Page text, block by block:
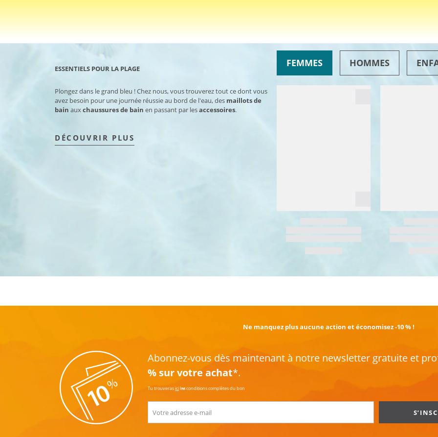
ESSENTIELS POUR LA PLAGE
Plongez dans le grand bleu ! Chez nous, vous trouverez tout ce dont vous
avez besoin pour une journée réussie au bord de l'eau, des maillots de
bain auxchaussures de bain en passant par lesaccessoires.
DÉCOUVRIR PLUS
FEMMES HOMMES
Ne manquez plus aucune action et économisez -10 % !
Abonnez-vous dès maintenant à notre newsletter gratuite et
% sur votre achat*.
Tu trouverasiciles conditions complètes du bon